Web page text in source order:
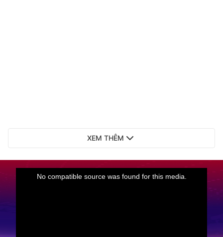
XEM THÊM